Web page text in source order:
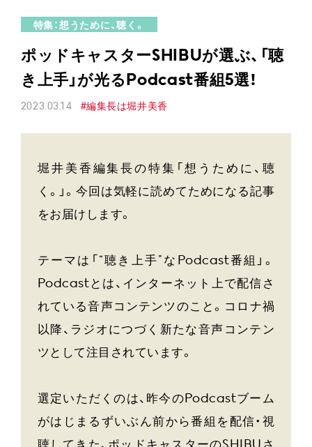
特集：想うために、聴く。
ポッドキャスターSHIBUが選ぶ、「聴
き上手」が光るPodcast番組5選！
2023.03.14 #編集長は堀井美香
堀井美香編集長の特集「想うために、聴
く。」。今回は気軽に読めてためになる記事
をお届けします。
テーマは「“聴き上手”なPodcast番組」。
Podcastとは、インターネット上で配信さ
れている音声コンテンツのこと。コロナ禍
以降、ラジオにつづく新たな音声コンテン
ツとして注目されています。
選定いただくのは、昨今のPodcastブーム
がはじまるずいぶん前から番組を配信・視